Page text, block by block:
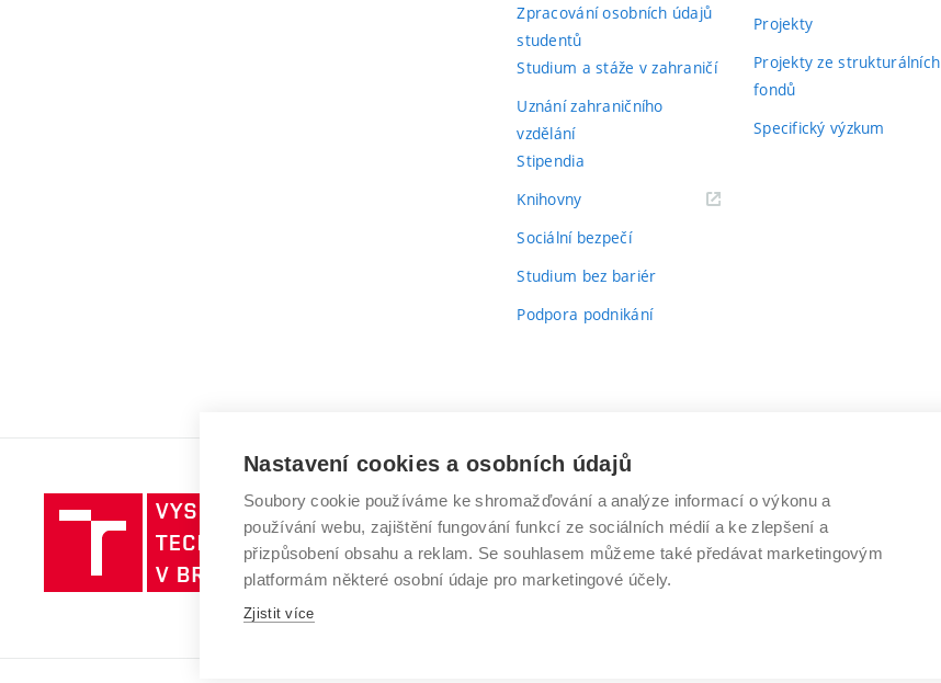
Zpracování osobních údajů
studentů
Studium a stáže v zahraničí
Uznání zahraničního
vzdělání
Stipendia
Knihovny(externí
Sociální bezpečí
Studium bez bariér
Podpora podnikání
Projekty
Projekty ze strukturálních
fondů
Specifický výzkum
Vysoké
učení
technické
v
VYSOKÉ UČENÍ TECHNICKÉ V BRNĚ
Antonínská 548/1
602 00 Brno
www.vut.cz
Nastavení cookies a osobních údajů
Soubory cookie používáme ke shromažďování a analýze informací o výkonu a
používání webu, zajištění fungování funkcí ze sociálních médií a ke zlepšení a
přizpůsobení obsahu a reklam. Se souhlasem můžeme také předávat marketingovým
platformám některé osobní údaje pro marketingové účely.
Zjistit více